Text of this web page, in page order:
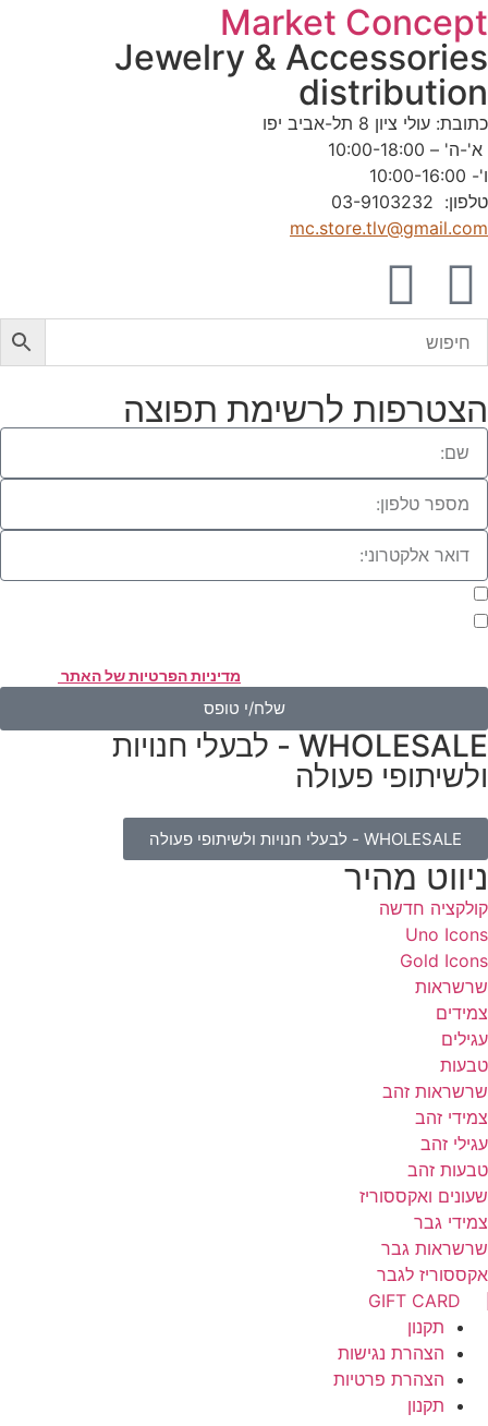
Market Concept
Jewelry & Accessories
distribution
כתובת: עולי ציון 8 תל-אביב יפו
א'-ה' – 10:00-18:00
ו'- 10:00-16:00
טלפון: 03-9103232
mc.store.tlv@gmail.com
הצטרפות לרשימת תפוצה
מדיניות הפרטיות של האתר
שלח/י טופס
WHOLESALE - לבעלי חנויות
ולשיתופי פעולה
WHOLESALE - לבעלי חנויות ולשיתופי פעולה
ניווט מהיר
קולקציה חדשה
Uno Icons
Gold Icons
שרשראות
צמידים
עגילים
טבעות
שרשראות זהב
צמידי זהב
עגילי זהב
טבעות זהב
שעונים ואקססוריז
צמידי גבר
שרשראות גבר
אקססוריז לגבר
GIFT CARD
תקנון
הצהרת נגישות
הצהרת פרטיות
תקנון